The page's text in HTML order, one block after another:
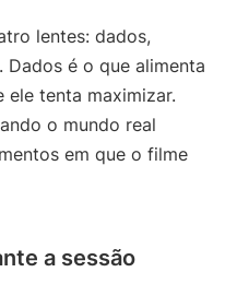
lentes: dados,
é o que alimenta
ele tenta maximizar.
o mundo real
em que o filme
a sessão